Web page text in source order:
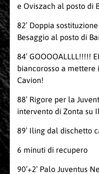
e Oviszach al posto di
82′ Doppia
Besaggio al posto di
84′ GOOOOALLLL!!!!!
biancorosso a
Cavion!
88′ Rigore per la
intervento di Zonta su
89′ Iling dal dischetto
6 minuti di recupero
90’+2′ Palo Juventus